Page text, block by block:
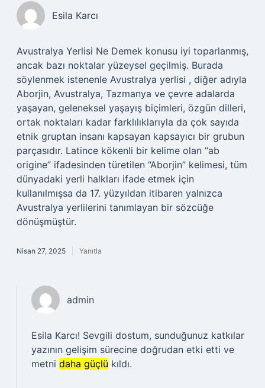
Esila Karcı
Avustralya Yerlisi Ne Demek konusu iyi toparlanmış,
ancak bazı noktalar yüzeysel geçilmiş. Burada
söylenmek istenenle Avustralya yerlisi , diğer adıyla
Aborjin, Avustralya, Tazmanya ve çevre adalarda
yaşayan, geleneksel yaşayış biçimleri, özgün dilleri,
ortak noktaları kadar farklılıklarıyla da çok sayıda
etnik gruptan insanı kapsayan kapsayıcı bir grubun
parçasıdır. Latince kökenli bir kelime olan “ab
origine” ifadesinden türetilen “Aborjin” kelimesi, tüm
dünyadaki yerli halkları ifade etmek için
kullanılmışsa da 17. yüzyıldan itibaren yalnızca
Avustralya yerlilerini tanımlayan bir sözcüğe
dönüşmüştür.
Nisan 27, 2025 Yanıtla
admin
Esila Karcı! Sevgili dostum, sunduğunuz katkılar
yazının gelişim sürecine doğrudan etki etti ve
metni daha güçlü kıldı.